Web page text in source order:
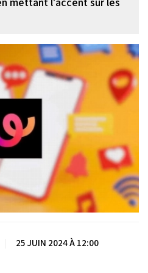
25 JUIN 2024 À 12:00